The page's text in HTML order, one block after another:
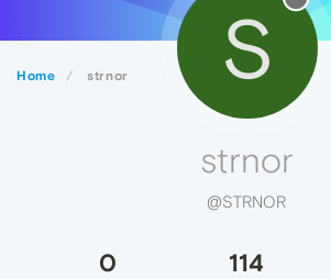
Home strnor S
strnor
@STRNOR
0 114